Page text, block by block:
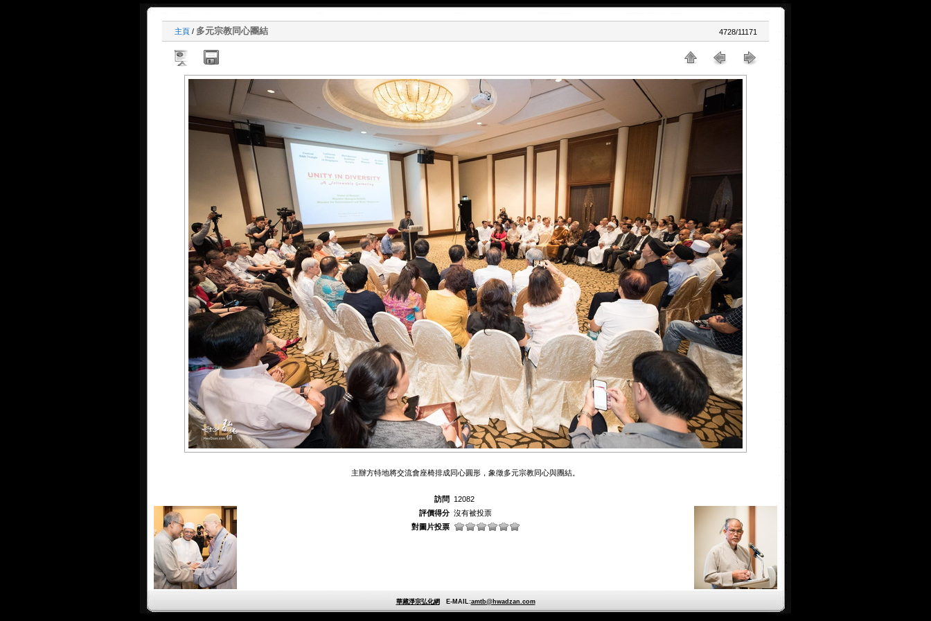
主頁 / 多元宗教同心團結 4728/11171
主辦方特地將交流會座椅排成同心圓形，象徵多元宗教同心與團結。
訪問
12082
評價得分 沒有被投票
對圖片投票
華藏淨宗弘化網E-MAIL:amtb@hwadzan.com